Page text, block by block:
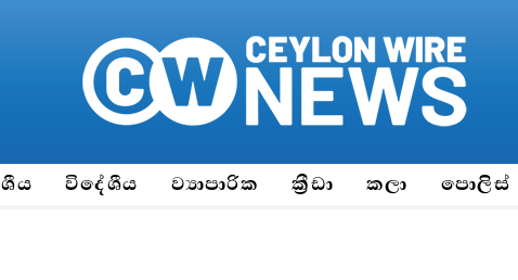
විදේශීය ව්‍යාපාරික ක්‍රීඩා කලා පොලිස්